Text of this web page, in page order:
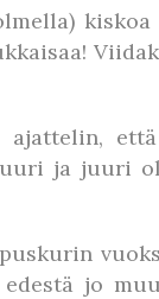
kiskoa
ja juuri
jo